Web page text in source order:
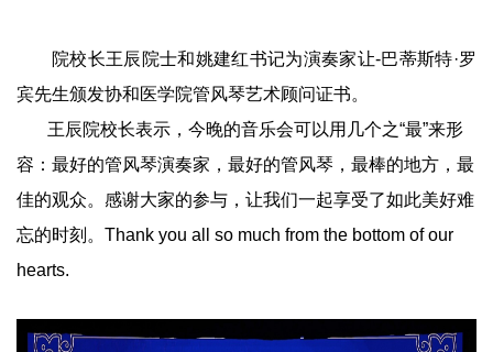
院校长王辰院士和姚建红书记为演奏家让-巴蒂斯特·罗
宾先生颁发协和医学院管风琴艺术顾问证书。
王辰院校长表示，今晚的音乐会可以用几个之“最”来形
容：最好的管风琴演奏家，最好的管风琴，最棒的地方，最
佳的观众。感谢大家的参与，让我们一起享受了如此美好难
忘的时刻。Thank you all so much from the bottom of our
hearts.